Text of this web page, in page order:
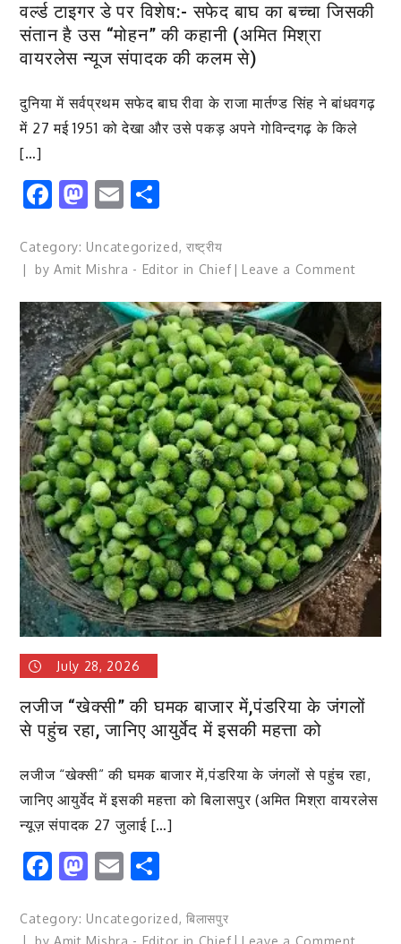
वर्ल्ड टाइगर डे पर विशेष:- सफेद बाघ का बच्चा जिसकी
संतान है उस “मोहन” की कहानी (अमित मिश्रा
वायरलेस न्यूज संपादक की कलम से)
दुनिया में सर्वप्रथम सफेद बाघ रीवा के राजा मार्तण्ड सिंह ने बांधवगढ़
में 27 मई 1951 को देखा और उसे पकड़ अपने गोविन्दगढ़ के किले
[…]
Facebook
Mastodon
Email
Category: Uncategorized, राष्ट्रीय
by Amit Mishra - Editor in Chief Leave a Commenton
टाइगर
पर
विशेष:-
सफेद
बाघ
का
बच्चा
जिसकी
संतान
है
उस
“मोहन”
की
कहानी
(अमित
न्यूज
से)
July 28, 2026
लजीज “खेक्सी” की घमक बाजार में,पंडरिया के जंगलों
से पहुंच रहा, जानिए आयुर्वेद में इसकी महत्ता को
लजीज “खेक्सी” की घमक बाजार में,पंडरिया के जंगलों से पहुंच रहा,
जानिए आयुर्वेद में इसकी महत्ता को बिलासपुर (अमित मिश्रा वायरलेस
न्यूज़ संपादक 27 जुलाई […]
Facebook
Mastodon
Email
Category: Uncategorized, बिलासपुर
by Amit Mishra - Editor in Chief Leave a Commenton